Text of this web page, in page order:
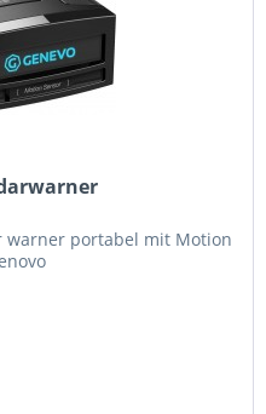
warner portabel mit Motion